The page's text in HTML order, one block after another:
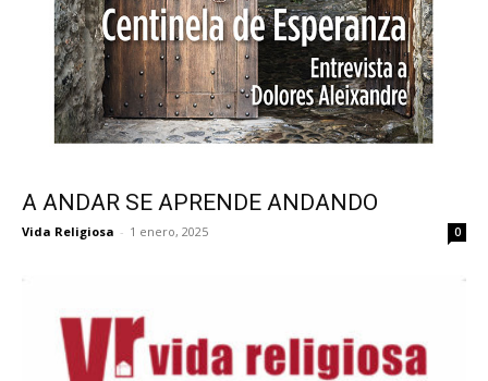
A ANDAR SE APRENDE ANDANDO
Vida Religiosa - 1 enero, 2025 0